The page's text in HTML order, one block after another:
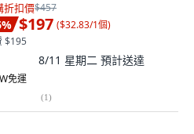
折扣價$457
% $197 ($32.83/1個)
$195
8/11 星期二 預計送達
免運
(1)